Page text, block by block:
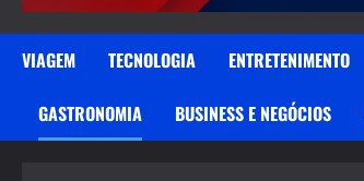
VIAGEM TECNOLOGIA ENTRETENIMENTO
GASTRONOMIA BUSINESS E NEGÓCIOS